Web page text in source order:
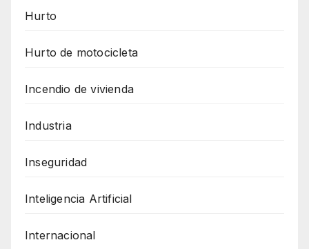
Hurto
Hurto de motocicleta
Incendio de vivienda
Industria
Inseguridad
Inteligencia Artificial
Internacional